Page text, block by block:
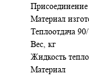
Присоединение
Материал
Теплоотдача
Вес, кг
Жидкость
Материал